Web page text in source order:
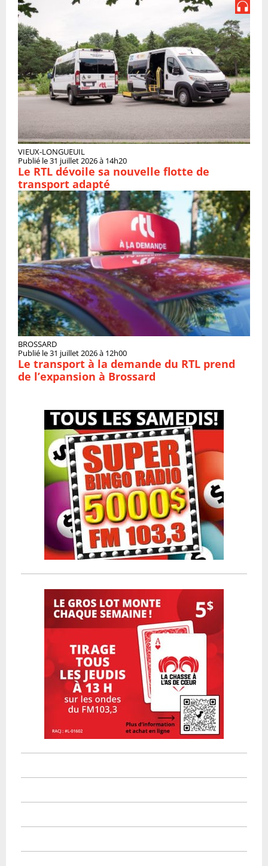
VIEUX-LONGUEUIL
Publié le 31 juillet 2026 à 14h20
Le RTL dévoile sa nouvelle flotte de
transport adapté
BROSSARD
Publié le 31 juillet 2026 à 12h00
Le transport à la demande du RTL prend
de l’expansion à Brossard